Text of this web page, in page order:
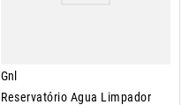
Gnl
Reservatório Agua Limpador